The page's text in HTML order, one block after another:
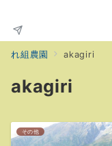
れ組農園 akagiri
akagiri
その他